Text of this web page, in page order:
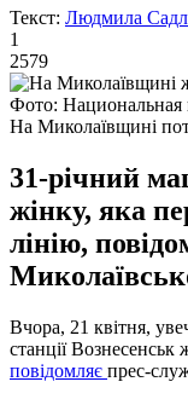
Текст: Людмила
1
2579
Фото:
На Миколаївщині
31-річний
жінку, яка
лінію,
Вчора, 21 квітня,
станції Вознесенськ
повідомляє прес-